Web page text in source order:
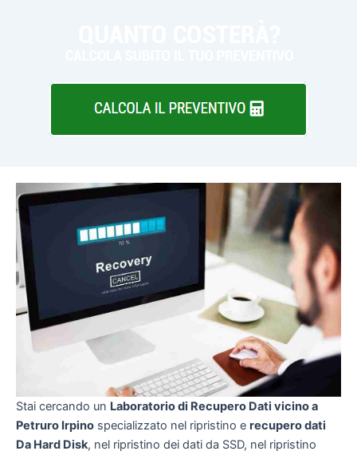
Stai cercando un Laboratorio di Recupero Dati vicino a
Petruro Irpino specializzato nel ripristino e recupero dati
Da Hard Disk, nel ripristino dei dati da SSD, nel ripristino